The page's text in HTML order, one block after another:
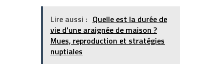
Lire aussi : Quelle est la durée de
vie d'une araignée de maison ?
Mues, reproduction et stratégies
nuptiales